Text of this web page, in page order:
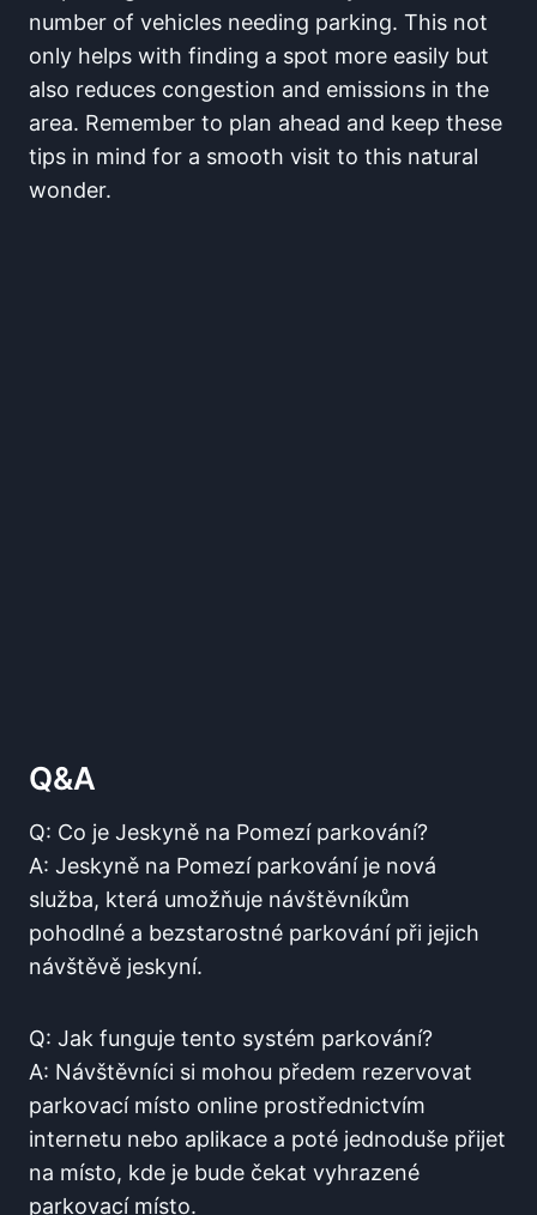
number of⁢ vehicles needing parking.‌ This not
⁣only‌ helps with finding a‍ spot more easily but
also reduces ⁢congestion and emissions in the
⁤area. Remember to ⁢plan ahead and keep these
tips⁤ in⁢ mind for a​ smooth visit to this natural
wonder.
Q&A
Q: Co je Jeskyně na Pomezí⁤ parkování?
A: Jeskyně na Pomezí ⁢parkování ‍je nová
služba, která umožňuje ‌návštěvníkům‌
pohodlné a bezstarostné​ parkování při jejich
‍návštěvě jeskyní.
Q: Jak funguje tento systém parkování?
A: Návštěvníci si mohou předem rezervovat
parkovací ⁤místo ⁤online prostřednictvím
internetu nebo aplikace a poté jednoduše přijet
na místo, kde je bude čekat vyhrazené
⁣parkovací místo.